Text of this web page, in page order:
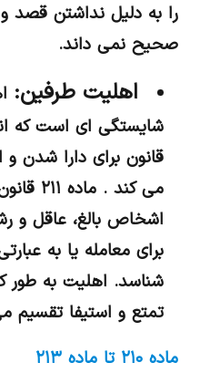
را به دلیل نداشتن قصد
صحیح نمی داند.
اهلیت طرفین:
شایستگی ای است که
قانون برای دارا شدن
می کند .
اشخاص بالغ، عاقل و
برای معامله یا به
شناسد. اهلیت به طور
تمتع و استیفا تقسیم
ماده ۲۱۰ تا ماده ۲۱۳